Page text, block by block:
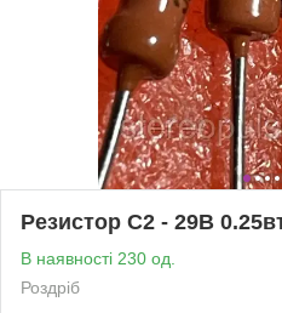
Резистор С2 - 29В
В наявності 230 од.
Роздріб